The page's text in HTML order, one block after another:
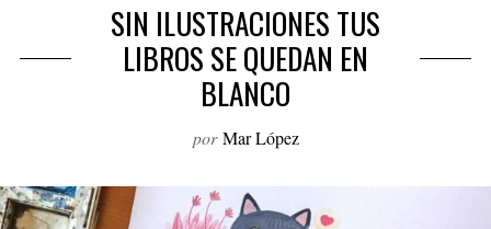
c
h
f
SIN ILUSTRACIONES TUS
LIBROS SE QUEDAN EN
BLANCO
por Mar López